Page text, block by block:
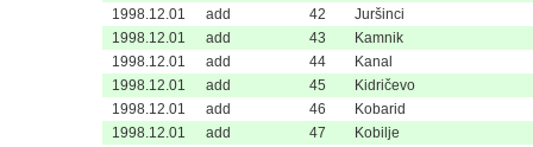
1998.12.01
add 42
Juršinci
1998.12.01
add 43
Kamnik
1998.12.01
add 44
Kanal
1998.12.01
add 45
Kidričevo
1998.12.01
add 46
Kobarid
1998.12.01
add 47
Kobilje